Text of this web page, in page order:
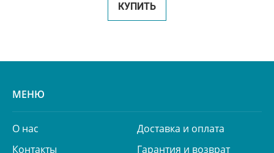
КУПИТЬ
МЕНЮ
О нас
Доставка и оплата
Контакты
Гарантия и возврат